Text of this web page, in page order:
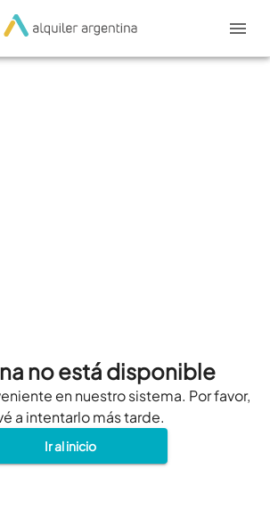
no está disponible
en nuestro sistema. Por favor,
a intentarlo más tarde.
Ir al inicio